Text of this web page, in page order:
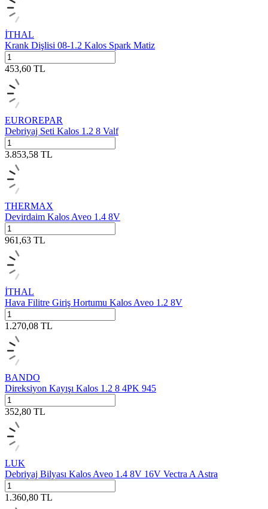
İTHAL
Krank Dişlisi 08-1.2 Kalos Spark Matiz
453,60 TL
EUROREPAR
Debriyaj Seti Kalos 1.2 8 Valf
3.853,58 TL
THERMAX
Devirdaim Kalos Aveo 1.4 8V
961,63 TL
İTHAL
Hava Filitre Giriş Hortumu Kalos Aveo 1.2 8V
1.270,08 TL
BANDO
Direksiyon Kayışı Kalos 1.2 8 4PK 945
352,80 TL
LUK
Debriyaj Bilyası Kalos Aveo 1.4 8V 16V Vectra A Astra
1.360,80 TL